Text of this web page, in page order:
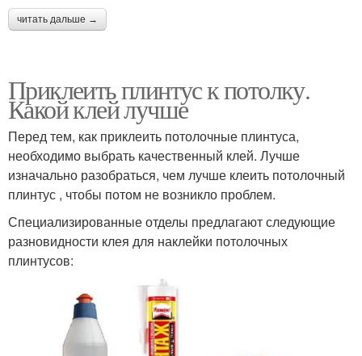
читать дальше →
Приклеить плинтус к потолку.
Какой клей лучше
Перед тем, как приклеить потолочные плинтуса,
необходимо выбрать качественный клей. Лучше
изначально разобраться, чем лучше клеить потолочный
плинтус , чтобы потом не возникло проблем.
Специализированные отделы предлагают следующие
разновидности клея для наклейки потолочных
плинтусов: